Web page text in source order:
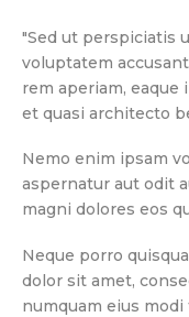
"Sed ut perspiciatis
voluptatem
rem aperiam,
et quasi architecto
Nemo enim ipsam
aspernatur aut odit
magni dolores eos
Neque porro
dolor sit amet,
numquam eius